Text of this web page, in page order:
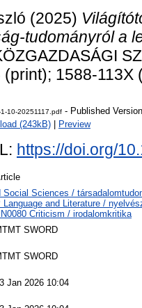
(2025)
tudományról a
1588-113X
10-20251117.pdf - Published Version
(243kB)
Preview
https://doi.org/
Social Sciences /
Language and Literature /
Criticism / irodalomkritika
SWORD
SWORD
Jan 2026 10:04